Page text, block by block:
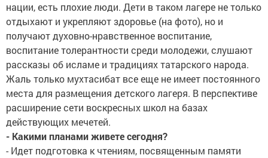
нации, есть плохие люди. Дети в таком лагере не только
отдыхают и укрепляют здоровье (на фото), но и
получают духовно-нравственное воспитание,
воспитание толерантности среди молодежи, слушают
рассказы об исламе и традициях татарского народа.
Жаль только мухтасибат все еще не имеет постоянного
места для размещения детского лагеря. В перспективе
расширение сети воскресных школ на базах
действующих мечетей.
- Какими планами живете сегодня?
- Идет подготовка к чтениям, посвященным памяти